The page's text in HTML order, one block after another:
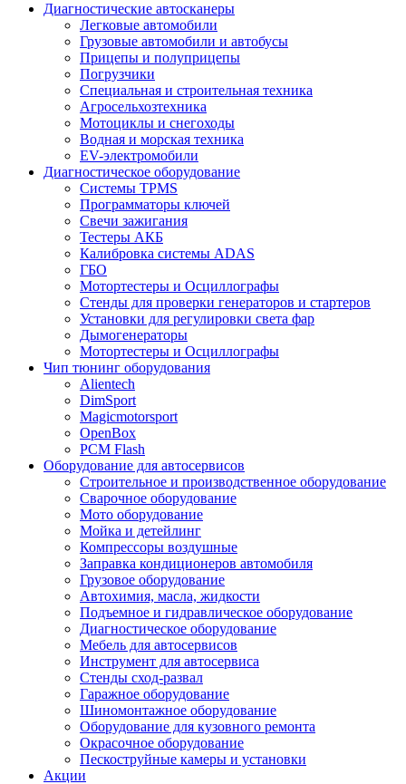
Диагностические автосканеры
Легковые автомобили
Грузовые автомобили и автобусы
Прицепы и полуприцепы
Погрузчики
Специальная и строительная техника
Агросельхозтехника
Мотоциклы и снегоходы
Водная и морская техника
EV-электромобили
Диагностическое оборудование
Системы TPMS
Программаторы ключей
Свечи зажигания
Тестеры АКБ
Калибровка системы ADAS
ГБО
Мотортестеры и Осциллографы
Стенды для проверки генераторов и стартеров
Установки для регулировки света фар
Дымогенераторы
Мотортестеры и Осциллографы
Чип тюнинг оборудования
Alientech
DimSport
Magicmotorsport
OpenBox
PCM Flash
Оборудование для автосервисов
Строительное и производственное оборудование
Сварочное оборудование
Мото оборудование
Мойка и детейлинг
Компрессоры воздушные
Заправка кондиционеров автомобиля
Грузовое оборудование
Автохимия, масла, жидкости
Подъемное и гидравлическое оборудование
Диагностическое оборудование
Мебель для автосервисов
Инструмент для автосервиса
Стенды сход-развал
Гаражное оборудование
Шиномонтажное оборудование
Оборудование для кузовного ремонта
Окрасочное оборудование
Пескоструйные камеры и установки
Акции